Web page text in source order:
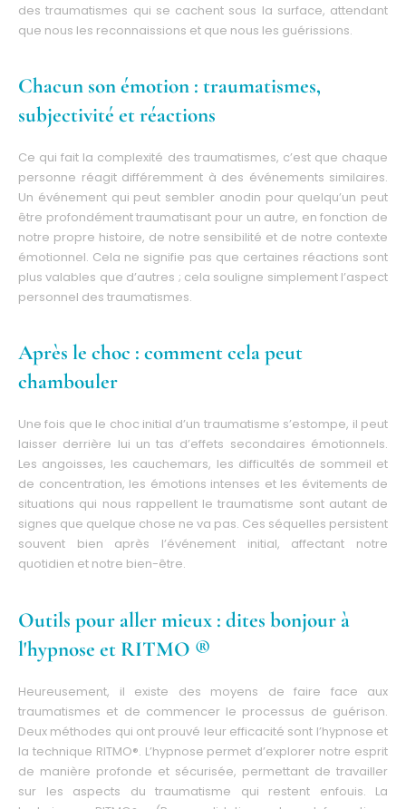
des traumatismes qui se cachent sous la surface, attendant
que nous les reconnaissions et que nous les guérissions.
Chacun son émotion : traumatismes,
subjectivité et réactions
Ce qui fait la complexité des traumatismes, c’est que chaque
personne réagit différemment à des événements similaires.
Un événement qui peut sembler anodin pour quelqu’un peut
être profondément traumatisant pour un autre, en fonction de
notre propre histoire, de notre sensibilité et de notre contexte
émotionnel. Cela ne signifie pas que certaines réactions sont
plus valables que d’autres ; cela souligne simplement l’aspect
personnel des traumatismes.
Après le choc : comment cela peut
chambouler
Une fois que le choc initial d’un traumatisme s’estompe, il peut
laisser derrière lui un tas d’effets secondaires émotionnels.
Les angoisses, les cauchemars, les difficultés de sommeil et
de concentration, les émotions intenses et les évitements de
situations qui nous rappellent le traumatisme sont autant de
signes que quelque chose ne va pas. Ces séquelles persistent
souvent bien après l’événement initial, affectant notre
quotidien et notre bien-être.
Outils pour aller mieux : dites bonjour à
l'hypnose et RITMO ®
Heureusement, il existe des moyens de faire face aux
traumatismes et de commencer le processus de guérison.
Deux méthodes qui ont prouvé leur efficacité sont l’hypnose et
la technique RITMO®. L’hypnose permet d’explorer notre esprit
de manière profonde et sécurisée, permettant de travailler
sur les aspects du traumatisme qui restent enfouis. La